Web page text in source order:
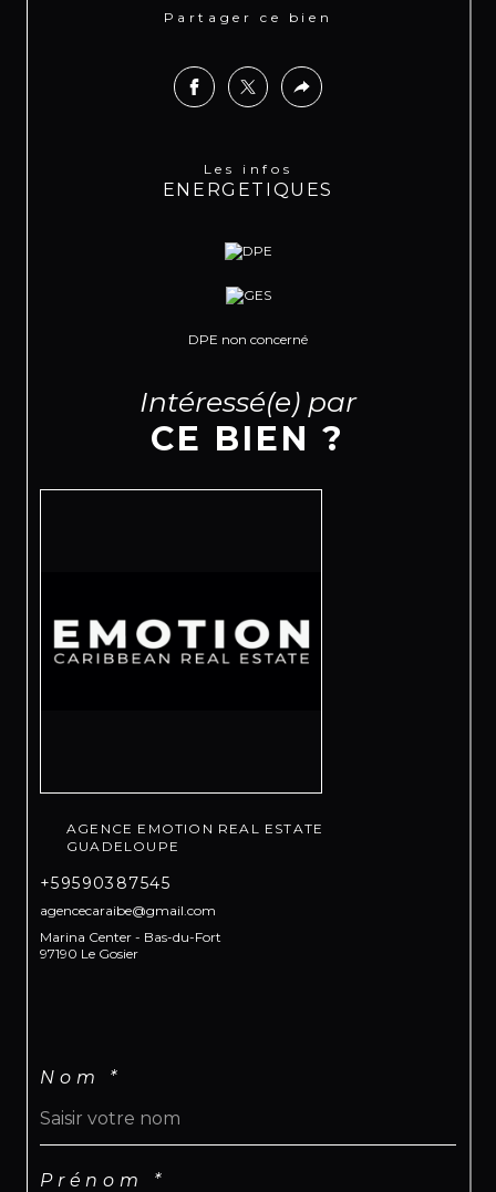
Partager ce bien
Les infos
ENERGETIQUES
DPE non concerné
Intéressé(e) par
CE BIEN ?
AGENCE EMOTION REAL ESTATE
GUADELOUPE
+59590387545
agencecaraibe@gmail.com
Marina Center - Bas-du-Fort
97190 Le Gosier
Nom *
Prénom *